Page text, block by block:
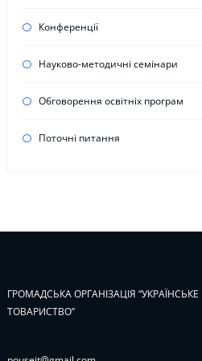
Конференції
Науково-методичні семінари
Обговорення освітніх програм
Поточні питання
ГРОМАДСЬКА ОРГАНІЗАЦІЯ
ТОВАРИСТВО”